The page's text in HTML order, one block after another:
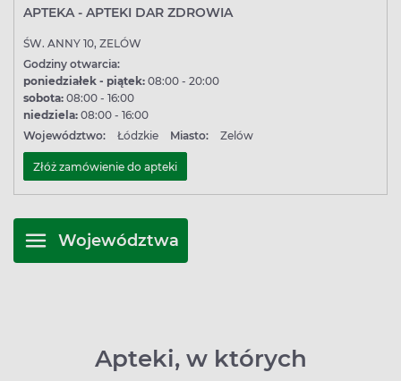
APTEKA - APTEKI DAR ZDROWIA
ŚW. ANNY 10, ZELÓW
Godziny otwarcia:
poniedziałek - piątek: 08:00 - 20:00
sobota: 08:00 - 16:00
niedziela: 08:00 - 16:00
Województwo:
Łódzkie Miasto: Zelów
Złóż zamówienie do apteki
Województwa
Apteki, w których